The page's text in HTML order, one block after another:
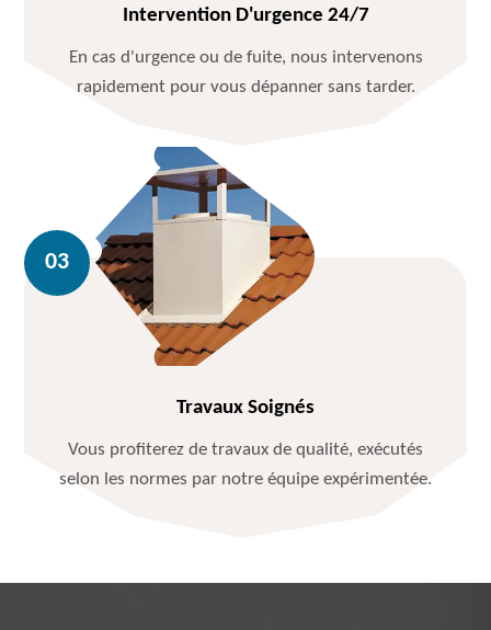
Intervention D'urgence 24/7
En cas d'urgence ou de fuite, nous intervenons
rapidement pour vous dépanner sans tarder.
Travaux Soignés
Vous profiterez de travaux de qualité, exécutés
selon les normes par notre équipe expérimentée.